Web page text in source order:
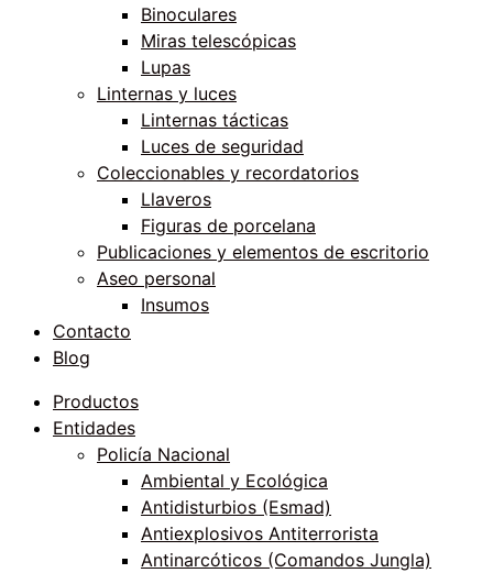
Binoculares
Miras telescópicas
Lupas
Linternas y luces
Linternas tácticas
Luces de seguridad
Coleccionables y recordatorios
Llaveros
Figuras de porcelana
Publicaciones y elementos de escritorio
Aseo personal
Insumos
Contacto
Blog
Productos
Entidades
Policía Nacional
Ambiental y Ecológica
Antidisturbios (Esmad)
Antiexplosivos Antiterrorista
Antinarcóticos (Comandos Jungla)